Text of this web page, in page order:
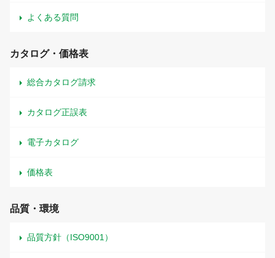
よくある質問
カタログ・価格表
総合カタログ請求
カタログ正誤表
電子カタログ
価格表
品質・環境
品質方針（ISO9001）